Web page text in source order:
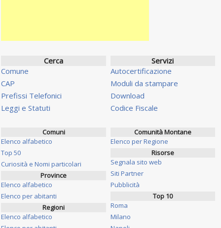
Cerca
Comune
CAP
Prefissi Telefonici
Leggi e Statuti
Servizi
Autocertificazione
Moduli da stampare
Download
Codice Fiscale
Comuni
Elenco alfabetico
Top 50
Curiosità e Nomi particolari
Province
Elenco alfabetico
Elenco per abitanti
Regioni
Elenco alfabetico
Comunità Montane
Elenco per Regione
Risorse
Segnala sito web
Siti Partner
Pubblicità
Top 10
Roma
Milano